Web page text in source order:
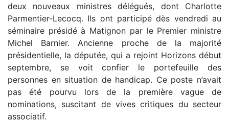
deux nouveaux ministres délégués, dont Charlotte
Parmentier-Lecocq. Ils ont participé dès vendredi au
séminaire présidé à Matignon par le Premier ministre
Michel Barnier. Ancienne proche de la majorité
présidentielle, la députée, qui a rejoint Horizons début
septembre, se voit confier le portefeuille des
personnes en situation de handicap. Ce poste n’avait
pas été pourvu lors de la première vague de
nominations, suscitant de vives critiques du secteur
associatif.